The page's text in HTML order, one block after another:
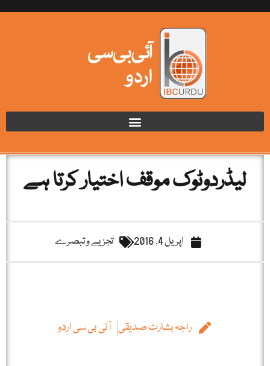
لیڈردوٹوک موقف اختیار کرتا ہے
اپریل 4, 2016 تجزیے و تبصرے
راجہ بشارت صدیقی آئی بی سی اردو